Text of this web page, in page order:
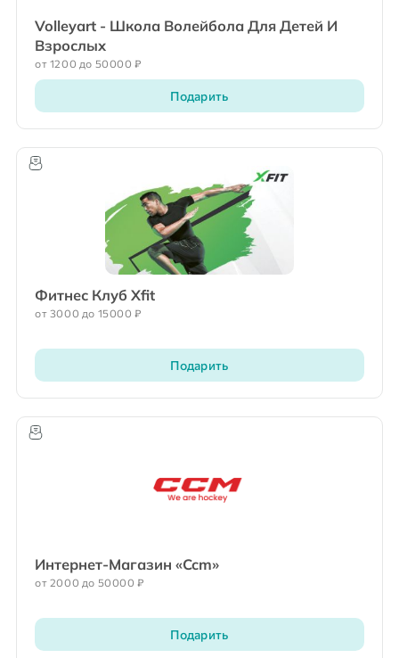
Volleyart - Школа Волейбола Для Детей И
Взрослых
от 1200 до 50000 ₽
Подарить
Фитнес Клуб Xfit
от 3000 до 15000 ₽
Подарить
Интернет-Магазин «Ccm»
от 2000 до 50000 ₽
Подарить